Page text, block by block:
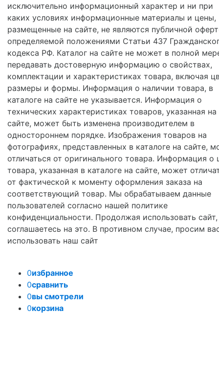
исключительно информационный характер и ни при
каких условиях информационные материалы и цены,
размещенные на сайте, не являются публичной
определяемой положениями Статьи 437
кодекса РФ. Каталог на сайте не может в полной
передавать достоверную информацию о свойствах,
комплектации и характеристиках товара, включая
размеры и формы. Информация о наличии товара, в
каталоге на сайте не указывается. Информация о
технических характеристиках товаров, указанная на
сайте, может быть изменена производителем в
одностороннем порядке. Изображения товаров на
фотографиях, представленных в каталоге на сайте,
отличаться от оригинального товара. Информация о
товара, указанная в каталоге на сайте, может
от фактической к моменту оформления заказа на
соответствующий товар. Мы обрабатываем данные
пользователей согласно нашей политике
конфиденциальности. Продолжая использовать
соглашаетесь на это. В противном случае, просим
использовать наш сайт
0избранное
0сравнить
0вы смотрели
0корзина